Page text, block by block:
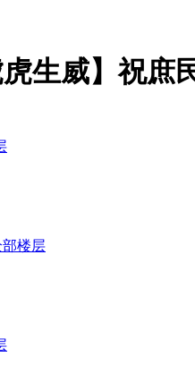
虎生威】祝
部楼层